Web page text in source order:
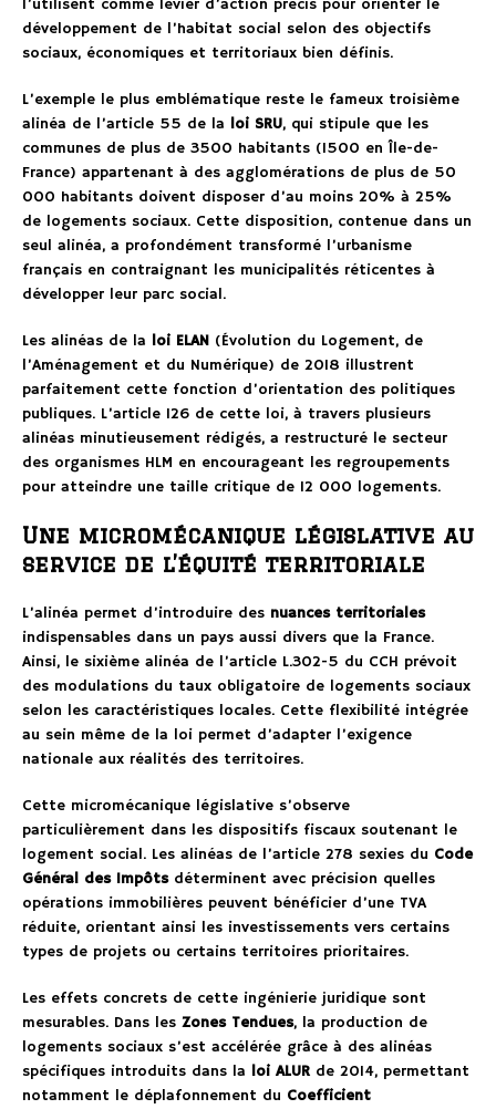
l’utilisent comme levier d’action précis pour orienter le
développement de l’habitat social selon des objectifs
sociaux, économiques et territoriaux bien définis.
L’exemple le plus emblématique reste le fameux troisième
alinéa de l’article 55 de la loi SRU, qui stipule que les
communes de plus de 3500 habitants (1500 en Île-de-
France) appartenant à des agglomérations de plus de 50
000 habitants doivent disposer d’au moins 20% à 25%
de logements sociaux. Cette disposition, contenue dans un
seul alinéa, a profondément transformé l’urbanisme
français en contraignant les municipalités réticentes à
développer leur parc social.
Les alinéas de la loi ELAN (Évolution du Logement, de
l’Aménagement et du Numérique) de 2018 illustrent
parfaitement cette fonction d’orientation des politiques
publiques. L’article 126 de cette loi, à travers plusieurs
alinéas minutieusement rédigés, a restructuré le secteur
des organismes HLM en encourageant les regroupements
pour atteindre une taille critique de 12 000 logements.
Une micromécanique législative au
service de l’équité territoriale
L’alinéa permet d’introduire des nuances territoriales
indispensables dans un pays aussi divers que la France.
Ainsi, le sixième alinéa de l’article L.302-5 du CCH prévoit
des modulations du taux obligatoire de logements sociaux
selon les caractéristiques locales. Cette flexibilité intégrée
au sein même de la loi permet d’adapter l’exigence
nationale aux réalités des territoires.
Cette micromécanique législative s’observe
particulièrement dans les dispositifs fiscaux soutenant le
logement social. Les alinéas de l’article 278 sexies du Code
Général des Impôtsdéterminent avec précision quelles
opérations immobilières peuvent bénéficier d’une TVA
réduite, orientant ainsi les investissements vers certains
types de projets ou certains territoires prioritaires.
Les effets concrets de cette ingénierie juridique sont
mesurables. Dans les Zones Tendues, la production de
logements sociaux s’est accélérée grâce à des alinéas
spécifiques introduits dans la loi ALUR de 2014, permettant
notamment le déplafonnement du Coefficient